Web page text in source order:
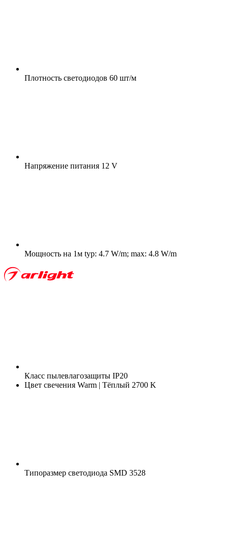
Плотность светодиодов 60 шт/м
Напряжение питания 12 V
Мощность на 1м typ: 4.7 W/m; max: 4.8 W/m
Класс пылевлагозащиты IP20
Цвет свечения Warm | Тёплый 2700 K
Типоразмер светодиода SMD 3528